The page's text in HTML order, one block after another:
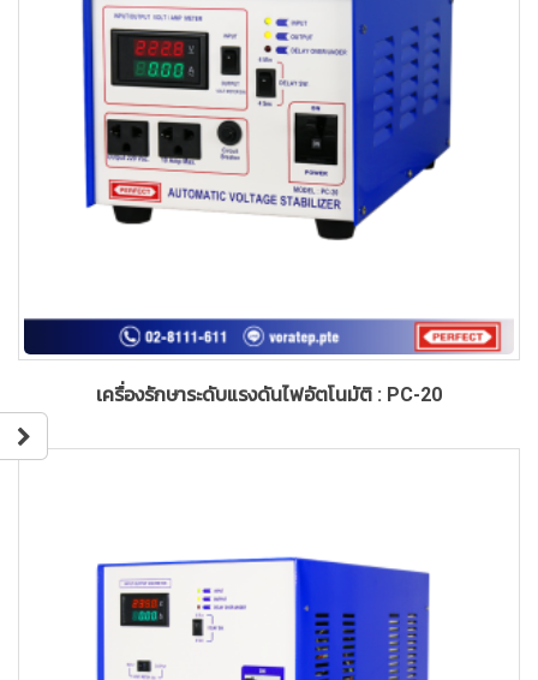
เครื่องรักษาระดับแรงดันไฟอัตโนมัติ : PC-20